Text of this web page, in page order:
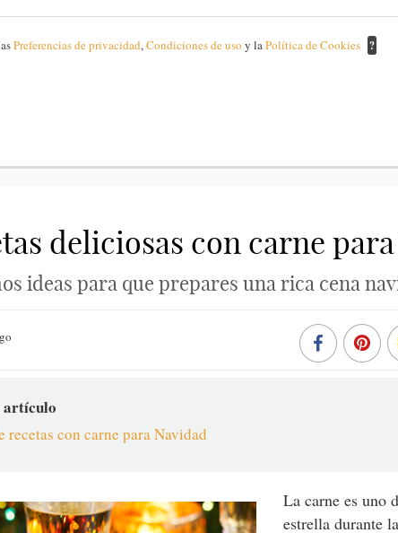
Preferencias de privacidad,Condiciones de usoy laPolítica de Cookies ?
deliciosas con carne
ideas para que prepares una rica cena
artículo
recetas con carne para Navidad
La carne es uno
estrella durante